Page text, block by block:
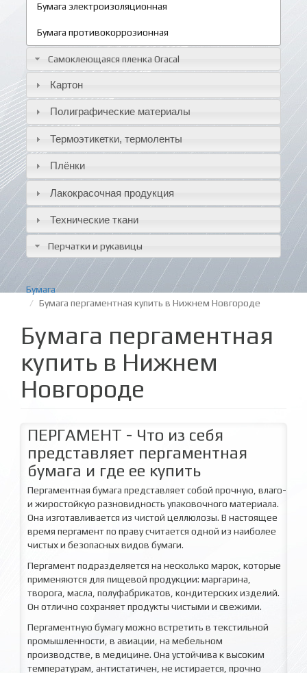
Бумага электроизоляционная
Бумага противокоррозионная
Самоклеющаяся пленка Oracal
Картон
Полиграфические материалы
Термоэтикетки, термоленты
Плёнки
Лакокрасочная продукция
Технические ткани
Перчатки и рукавицы
Бумага
Бумага пергаментная купить в Нижнем Новгороде
Бумага пергаментная
купить в Нижнем
Новгороде
ПЕРГАМЕНТ - Что из себя
представляет пергаментная
бумага и где ее купить
Пергаментная бумага представляет собой прочную, влаго-
и жиростойкую разновидность упаковочного материала.
Она изготавливается из чистой целлюлозы. В настоящее
время пергамент по праву считается одной из наиболее
чистых и безопасных видов бумаги.
Пергамент подразделяется на несколько марок, которые
применяются для пищевой продукции: маргарина,
творога, масла, полуфабрикатов, кондитерских изделий.
Он отлично сохраняет продукты чистыми и свежими.
Пергаментную бумагу можно встретить в текстильной
промышленности, в авиации, на мебельном
производстве, в медицине. Она устойчива к высоким
температурам, антистатичен, не истирается, прочно